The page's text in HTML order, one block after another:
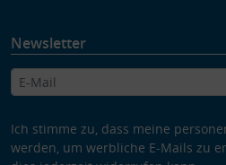
Newsletter
Ich stimme zu, dass meine
werden, um werbliche E-Mails zu